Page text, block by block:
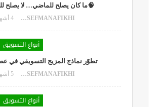
🧠ما كان يصلح للماضي… لا يصلح
DR.YOUSEFMANAFIKHI 4 أشهر منذ
أنواع التسويق
تطوّر نماذج المزيج التسويقي في
DR.YOUSEFMANAFIKHI 5 أشهر منذ
أنواع التسويق